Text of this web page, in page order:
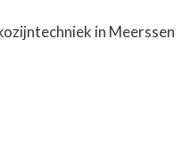
in Meerssen